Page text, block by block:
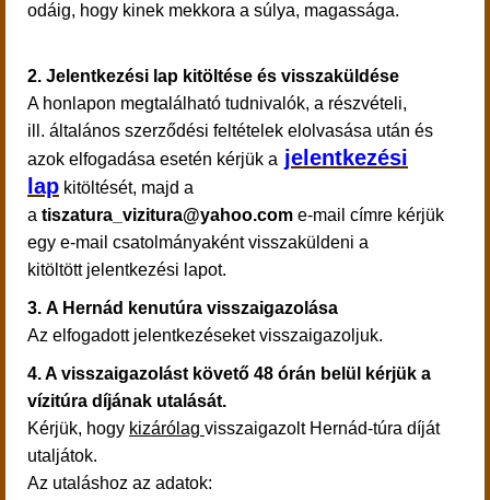
odáig, hogy kinek mekkora a súlya, magassága.
2. Jelentkezési lap kitöltése és visszaküldése
A honlapon megtalálható tudnivalók, a részvételi,
ill. általános szerződési feltételek elolvasása után és
azok elfogadása esetén kérjük a jelentkezési
lap kitöltését, majd a
a tiszatura_vizitura@yahoo.com e-mail címre kérjük
egy e-mail csatolmányaként visszaküldeni a
kitöltött jelentkezési lapot.
3. A Hernád kenutúra visszaigazolása
Az elfogadott jelentkezéseket visszaigazoljuk.
4. A visszaigazolást követő 48 órán belül kérjük a
vízitúra díjának utalását.
Kérjük, hogy kizárólag visszaigazolt Hernád-túra díját
utaljátok.
Az utaláshoz az adatok: